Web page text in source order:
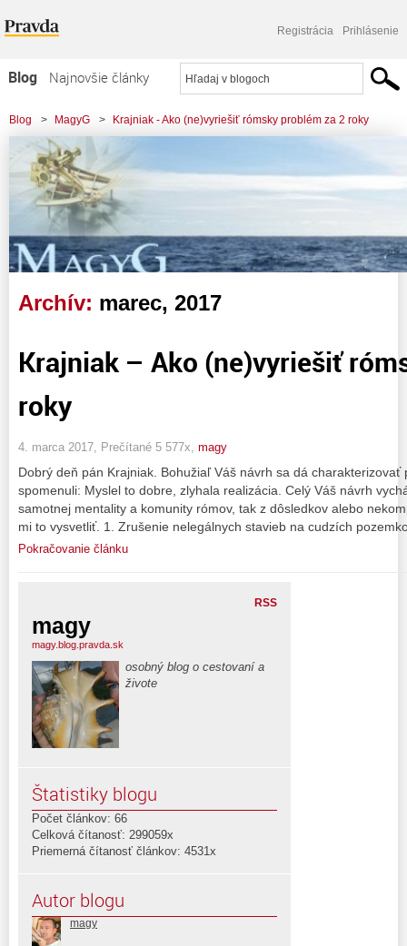
Registrácia Prihlásenie
Blog
Najnovšie články
Najčítanejšie články
Najkomentovanejšie články
Zoznam blogov
Komerčné blogy
Blog > MagyG > Krajniak - Ako (ne)vyriešiť rómsky problém za 2 roky
Archív: marec, 2017
Krajniak – Ako (ne)vyriešiť
roky
4. marca 2017, Prečítané 5 577x, magy
Dobrý deň pán Krajniak. Bohužiaľ Váš návrh sa dá charakterizovať
spomenuli: Myslel to dobre, zlyhala realizácia. Celý Váš návrh
samotnej mentality a komunity rómov, tak z dôsledkov alebo
mi to vysvetliť. 1. Zrušenie nelegálnych stavieb na cudzích
Pokračovanie článku
RSS
magy
magy.blog.pravda.sk
osobný blog o cestovaní a
živote
Štatistiky blogu
Počet článkov: 66
Celková čítanosť: 299059x
Priemerná čítanosť článkov: 4531x
Autor blogu
magy